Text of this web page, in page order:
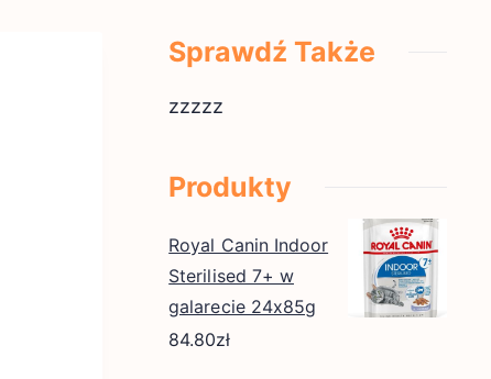
Sprawdź Także
zzzzz
Produkty
Royal Canin Indoor
Sterilised 7+ w
galarecie 24x85g
84.80zł